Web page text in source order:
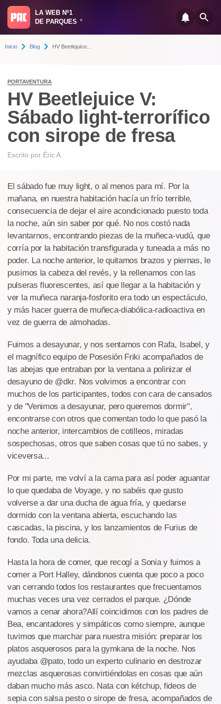
LA WEB Nº1
DE PARQUES
®
Inicio Blog HV Beetlejuice...
PORTAVENTURA
HV Beetlejuice V:
Sábado light-terrorífico
con sirope de fresa
Escrito por Éric A.
El sábado fue muy light, o al menos para mí. Por la
mañana, en nuestra habitación hacía un frío terrible,
consecuencia de dejar el aire acondicionado puesto toda
la noche, aún sin saber por qué. No nos costó nada
levantarnos, encontrando piezas de la muñeca-vudú, que
corría por la habitación transfigurada y tuneada a más no
poder. La noche anterior, le quitamos brazos y piernas, le
pusimos la cabeza del revés, y la rellenamos con las
pulseras fluorescentes, así que llegar a la habitación y
ver la muñeca naranja-fosforito era todo un espectáculo,
y más hacer guerra de muñeca-diabólica-radioactiva en
vez de guerra de almohadas.
Fuimos a desayunar, y nos sentamos con Rafa, Isabel, y
el magnífico equipo de Posesión Friki acompañados de
las abejas que entraban por la ventana a polinizar el
desayuno de @dkr. Nos volvimos a encontrar con
muchos de los participantes, todos con cara de cansados
y de "Venimos a desayunar, pero queremos dormir",
encontrarse con otros que comentan todo lo que pasó la
noche anterior, intercambios de cotilleos, miradas
sospechosas, otros que saben cosas que tú no sabes, y
viceversa...
Por mi parte, me volví a la cama para así poder aguantar
lo que quedaba de Voyage, y no sabéis que gusto
volverse a dar una ducha de agua fría, y quedarse
dormido con la ventana abierta, escuchando las
cascadas, la piscina, y los lanzamientos de Furius de
fondo. Toda una delicia.
Hasta la hora de comer, que recogí a Sonia y fuimos a
comer a Port Halley, dándonos cuenta que poco a poco
van cerrando todos los restaurantes que frecuentamos
muchas veces una vez cerrados el parque. ¿Dónde
vamos a cenar ahora?Allí coincidimos con los padres de
Bea, encantadores y simpáticos como siempre, aunque
tuvimos que marchar para nuestra misión: preparar los
platos asquerosos para la gymkana de la noche. Nos
ayudaba @pato, todo un experto culinario en destrozar
mezclas asquerosas convirtiéndolas en cosas que aún
daban mucho más asco. Nata con kétchup, fideos de
sepia con salsa pesto o sirope de fresa, acompañados de